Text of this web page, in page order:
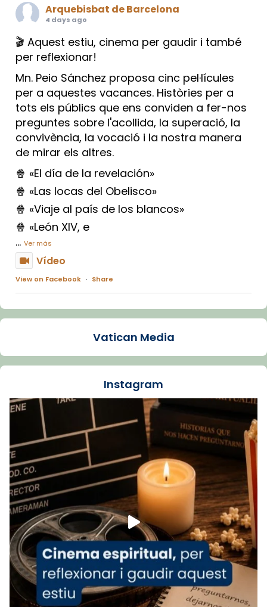
Arquebisbat de Barcelona
4 days ago
🎬 Aquest estiu, cinema per gaudir i també
per reflexionar!
Mn. Peio Sánchez proposa cinc pel·lícules
per a aquestes vacances. Històries per a
tots els públics que ens conviden a fer-nos
preguntes sobre l'acollida, la superació, la
convivència, la vocació i la nostra manera
de mirar els altres.
🍿 «El día de la revelación»
🍿 «Las locas del Obelisco»
🍿 «Viaje al país de los blancos»
🍿 «León XIV, e
... Ver más
Vídeo
View on Facebook · Share
Arquebisbat de Barcelona
La Carmina va patir depressió. Fa gairebé
dos mesos, a l'Estadi Lluís Companys, la
Recupera l'entrevista comp
Vatican
tican News 👇
www.vaticannews.va/es/iglesia/news/2026-
07/carmina-historia-depresion-papa-viaje-
espana-testimoni...
Foto
View on Facebook · Share
Arquebisbat de Barcelona
2 weeks ago
«Avui les santes Juliana i Semproniana ens
ajuden a alçar la mirada»
Vatican Media
Instagram